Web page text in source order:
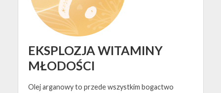
EKSPLOZJA WITAMINY
MŁODOŚCI
Olej arganowy to przede wszystkim bogactwo